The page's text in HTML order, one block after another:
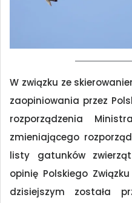
W związku ze
zaopiniowania przez
rozporządzenia
zmieniającego
listy gatunków
opinię Polskiego
dzisiejszym została